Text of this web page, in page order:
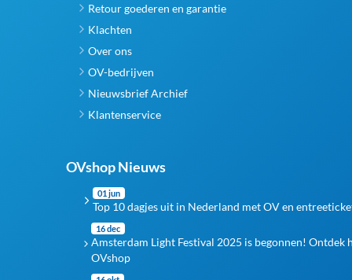
Retour goederen en garantie
Klachten
Over ons
OV-bedrijven
Nieuwsbrief Archief
Klantenservice
OVshop Nieuws
01 jun
Top 10 dagjes uit in Nederland met OV en
16 dec
Amsterdam Light Festival 2025 is begonnen! Ontdek
OVshop